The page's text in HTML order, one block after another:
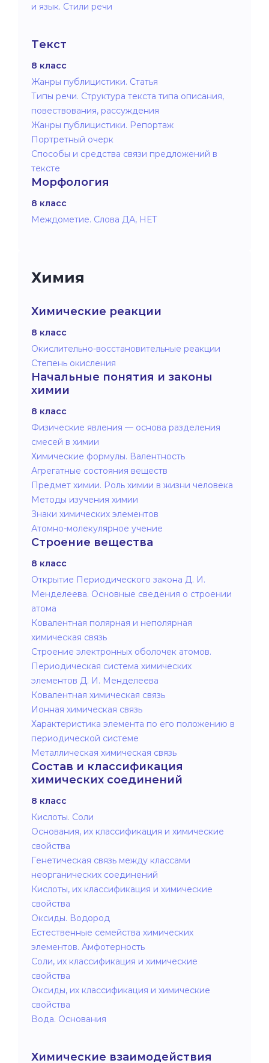
и язык. Стили речи
Текст
8 класс
Жанры публицистики. Статья
Типы речи. Структура текста типа описания,
повествования, рассуждения
Жанры публицистики. Репортаж
Портретный очерк
Способы и средства связи предложений в
тексте
Морфология
8 класс
Междометие. Слова ДА, НЕТ
Химия
Химические реакции
8 класс
Окислительно-восстановительные реакции
Степень окисления
Начальные понятия и законы
химии
8 класс
Физические явления — основа разделения
смесей в химии
Химические формулы. Валентность
Агрегатные состояния веществ
Предмет химии. Роль химии в жизни человека
Методы изучения химии
Знаки химических элементов
Атомно-молекулярное учение
Строение вещества
8 класс
Открытие Периодического закона Д. И.
Менделеева. Основные сведения о строении
атома
Ковалентная полярная и неполярная
химическая связь
Строение электронных оболочек атомов.
Периодическая система химических
элементов Д. И. Менделеева
Ковалентная химическая связь
Ионная химическая связь
Характеристика элемента по его положению в
периодической системе
Металлическая химическая связь
Состав и классификация
химических соединений
8 класс
Кислоты. Соли
Основания, их классификация и химические
свойства
Генетическая связь между классами
неорганических соединений
Кислоты, их классификация и химические
свойства
Оксиды. Водород
Естественные семейства химических
элементов. Амфотерность
Соли, их классификация и химические
свойства
Оксиды, их классификация и химические
свойства
Вода. Основания
Химические взаимодействия